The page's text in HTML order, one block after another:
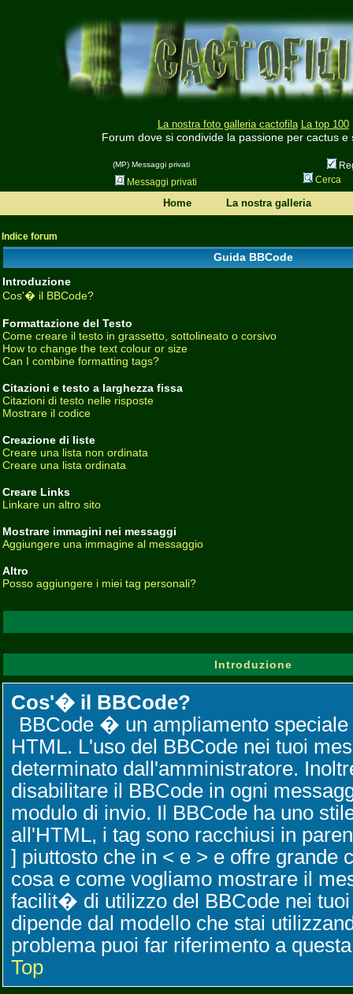
La nostra foto galleria cactofila La top 100
Forum dove si condivide la passione per cactus e
(MP) Messaggi privati
Messaggi privati
Cerca
Home La nostra galleria
Indice forum
Guida BBCode
Introduzione
Cos'� il BBCode?
Formattazione del Testo
Come creare il testo in grassetto, sottolineato o corsivo
How to change the text colour or size
Can I combine formatting tags?
Citazioni e testo a larghezza fissa
Citazioni di testo nelle risposte
Mostrare il codice
Creazione di liste
Creare una lista non ordinata
Creare una lista ordinata
Creare Links
Linkare un altro sito
Mostrare immagini nei messaggi
Aggiungere una immagine al messaggio
Altro
Posso aggiungere i miei tag personali?
Introduzione
Cos'� il BBCode?
BBCode � un ampliamento speciale
HTML. L'uso del BBCode nei tuoi
determinato dall'amministratore.
disabilitare il BBCode in ogni
modulo di invio. Il BBCode ha uno
all'HTML, i tag sono racchiusi in
] piuttosto che in < e > e offre grande
cosa e come vogliamo mostrare il
facilit� di utilizzo del BBCode nei
dipende dal modello che stai
problema puoi far riferimento a
Top